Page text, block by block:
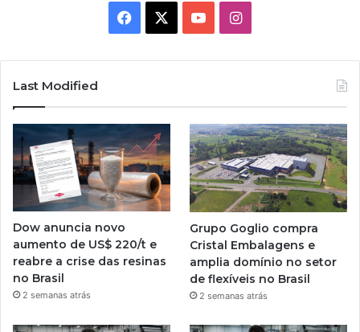
Facebook YouTubeInstagram
Last Modified
Dow anuncia novo
aumento de US$ 220/t e
reabre a crise das resinas
no Brasil
2 semanas atrás
Grupo Goglio compra
Cristal Embalagens e
amplia domínio no setor
de flexíveis no Brasil
2 semanas atrás